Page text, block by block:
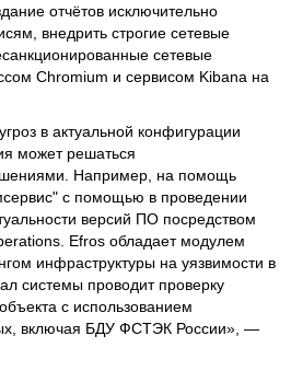
отчётов исключительно
внедрить строгие сетевые
сетевые
Chromium и сервисом Kibana на
в актуальной конфигурации
может решаться
Например, на помощь
с помощью в проведении
версий ПО посредством
Efros обладает модулем
инфраструктуры на уязвимости в
системы проводит проверку
с использованием
включая БДУ ФСТЭК России», —